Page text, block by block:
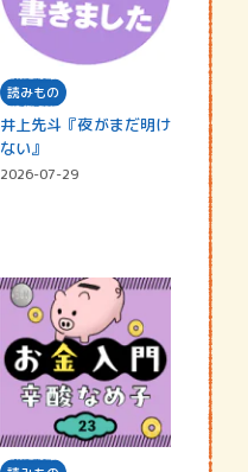
読みもの
井上先斗『夜がまだ明け
ない』
2026-07-29